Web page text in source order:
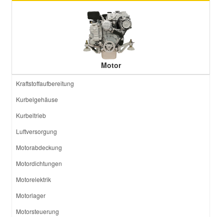
Motor
Kraftstoffaufbereitung
Kurbelgehäuse
Kurbeltrieb
Luftversorgung
Motorabdeckung
Motordichtungen
Motorelektrik
Motorlager
Motorsteuerung